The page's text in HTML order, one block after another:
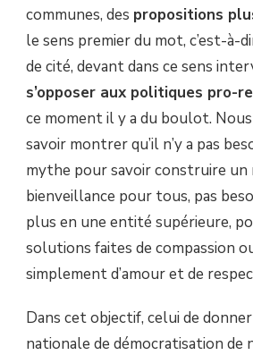
communes, des propositions
le sens premier du mot, c’est-à-
de cité, devant dans ce sens
s’opposer aux politiques pro-
ce moment il y a du boulot.
savoir montrer qu’il n’y a pas
mythe pour savoir construire un
bienveillance pour tous, pas
plus en une entité supérieure,
solutions faites de compassion
simplement d’amour et de
Dans cet objectif, celui de
nationale de démocratisation de